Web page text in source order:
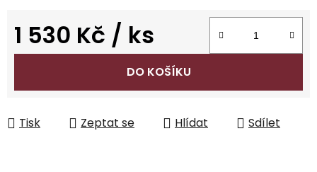
1 530 Kč / ks
Měrná cena:
DO KOŠÍKU
Tisk Zeptat se Hlídat Sdílet